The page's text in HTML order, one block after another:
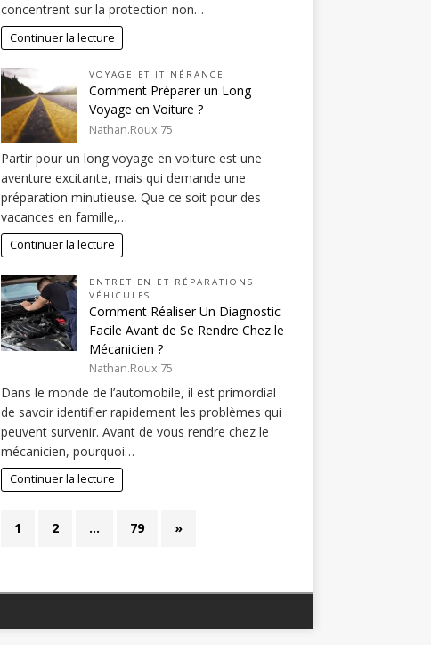
concentrent sur la protection non…
Continuer la lecture
VOYAGE ET ITINÉRANCE
Comment Préparer un Long
Voyage en Voiture ?
Nathan.Roux.75
Partir pour un long voyage en voiture est une
aventure excitante, mais qui demande une
préparation minutieuse. Que ce soit pour des
vacances en famille,…
Continuer la lecture
ENTRETIEN ET RÉPARATIONS
VÉHICULES
Comment Réaliser Un Diagnostic
Facile Avant de Se Rendre Chez le
Mécanicien ?
Nathan.Roux.75
Dans le monde de l’automobile, il est primordial
de savoir identifier rapidement les problèmes qui
peuvent survenir. Avant de vous rendre chez le
mécanicien, pourquoi…
Continuer la lecture
1 2 … 79 »